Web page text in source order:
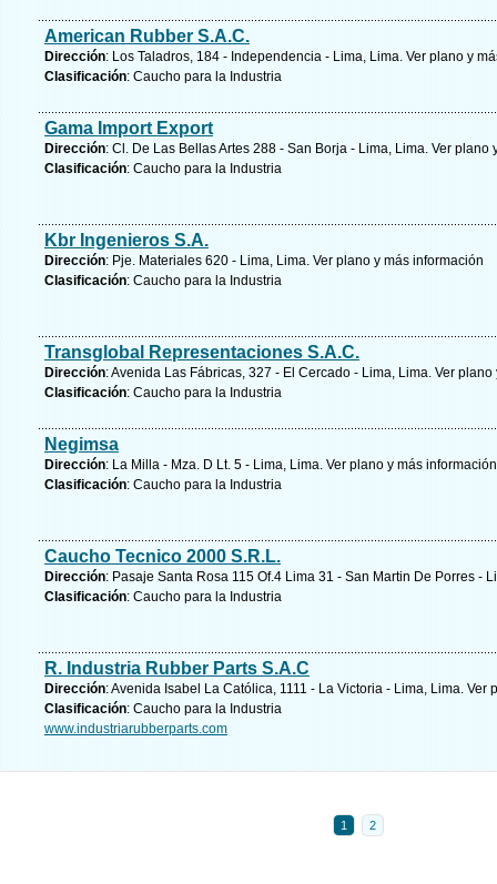
American Rubber S.A.C.
Dirección: Los Taladros, 184 - Independencia - Lima, Lima. Ver plano y
Clasificación: Caucho para la Industria
Gama Import Export
Dirección: Cl. De Las Bellas Artes 288 - San Borja - Lima, Lima. Ver plano
Clasificación: Caucho para la Industria
Kbr Ingenieros S.A.
Dirección: Pje. Materiales 620 - Lima, Lima. Ver plano y más información
Clasificación: Caucho para la Industria
Transglobal Representaciones S.A.C.
Dirección: Avenida Las Fábricas, 327 - El Cercado - Lima, Lima. Ver plano
Clasificación: Caucho para la Industria
Negimsa
Dirección: La Milla - Mza. D Lt. 5 - Lima, Lima. Ver plano y más información
Clasificación: Caucho para la Industria
Caucho Tecnico 2000 S.R.L.
Dirección: Pasaje Santa Rosa 115 Of.4 Lima 31 - San Martin De Porres -
Clasificación: Caucho para la Industria
R. Industria Rubber Parts S.A.C
Dirección: Avenida Isabel La Católica, 1111 - La Victoria - Lima, Lima. Ver
Clasificación: Caucho para la Industria
www.industriarubberparts.com
1 2